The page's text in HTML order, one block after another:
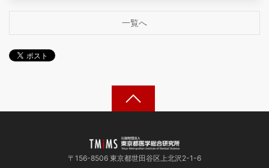
一覧へ
〒156-8506 東京都世田谷区上北沢2-1-6